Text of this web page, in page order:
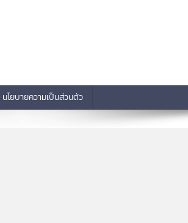
นโยบายความเป็นส่วนตัว